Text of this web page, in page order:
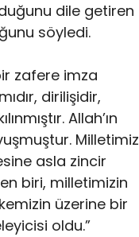
dile getiren
söyledi.
zafere imza
dirilişidir,
Allah’ın
Milletimiz
asla zincir
biri, milletimizin
üzerine bir
oldu.”